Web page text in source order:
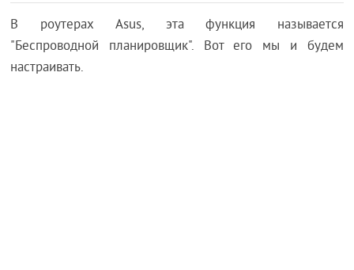
В роутерах Asus, эта функция называется
"Беспроводной планировщик". Вот его мы и будем
настраивать.